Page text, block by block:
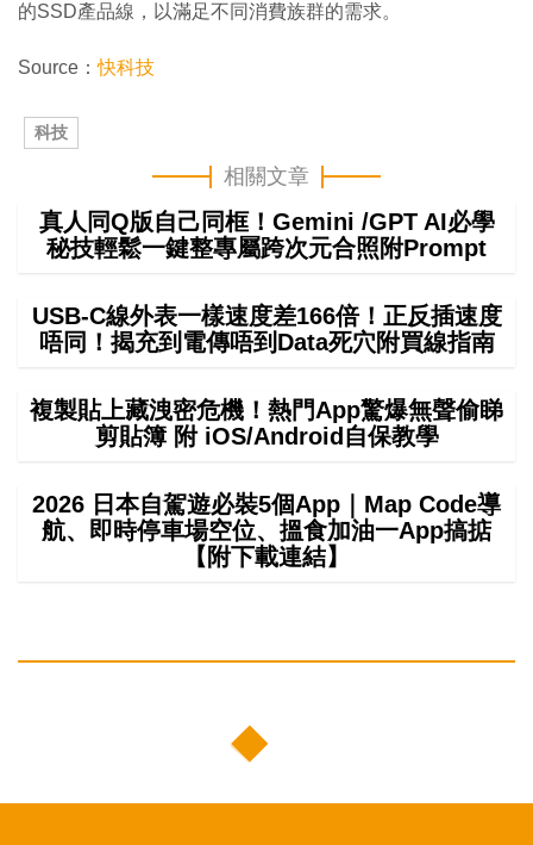
的SSD產品線，以滿足不同消費族群的需求。
Source：快科技
科技
相關文章
真人同Q版自己同框！Gemini /GPT AI必學
秘技輕鬆一鍵整專屬跨次元合照附Prompt
USB-C線外表一樣速度差166倍！正反插速度
唔同！揭充到電傳唔到Data死穴附買線指南
複製貼上藏洩密危機！熱門App驚爆無聲偷睇
剪貼簿 附 iOS/Android自保教學
2026 日本自駕遊必裝5個App｜Map Code導
航、即時停車場空位、搵食加油一App搞掂
【附下載連結】